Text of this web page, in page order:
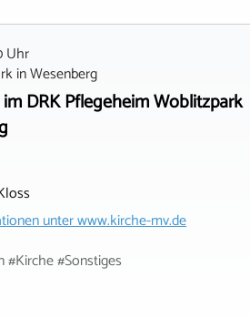
Uhr
inWesenberg
DRK Pflegeheim Woblitzpark
unterwww.kirche-mv.de
#Kirche #Sonstiges